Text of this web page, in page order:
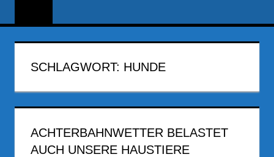
SCHLAGWORT: HUNDE
ACHTERBAHNWETTER BELASTET
AUCH UNSERE HAUSTIERE